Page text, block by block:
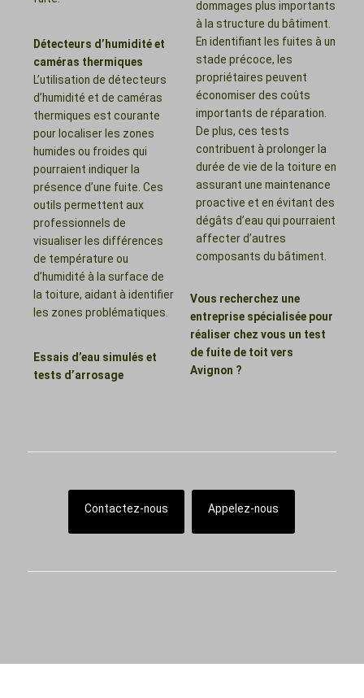
Détecteurs d’humidité et
caméras thermiques
L’utilisation de détecteurs
d’humidité et de caméras
thermiques est courante
pour localiser les zones
humides ou froides qui
pourraient indiquer la
présence d’une fuite. Ces
outils permettent aux
professionnels de
visualiser les différences
de température ou
d’humidité à la surface de
la toiture, aidant à identifier
les zones problématiques.
Essais d’eau simulés et
tests d’arrosage
dommages plus importants
à la structure du bâtiment.
En identifiant les fuites à un
stade précoce, les
propriétaires peuvent
économiser des coûts
importants de réparation.
De plus, ces tests
contribuent à prolonger la
durée de vie de la toiture en
assurant une maintenance
proactive et en évitant des
dégâts d’eau qui pourraient
affecter d’autres
composants du bâtiment.
Vous recherchez une
entreprise spécialisée pour
réaliser chez vous un test
de fuite de toit vers
Avignon ?
Contactez-nous Appelez-nous